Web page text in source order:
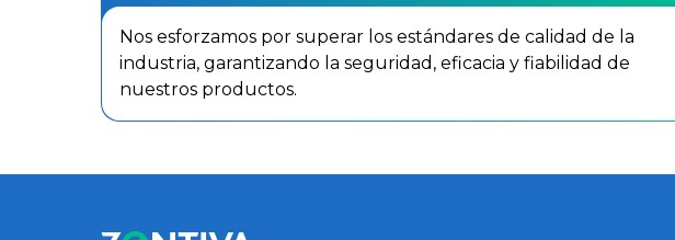
Nos esforzamos por superar los estándares de calidad de la
industria, garantizando la seguridad, eficacia y fiabilidad de
nuestros productos.